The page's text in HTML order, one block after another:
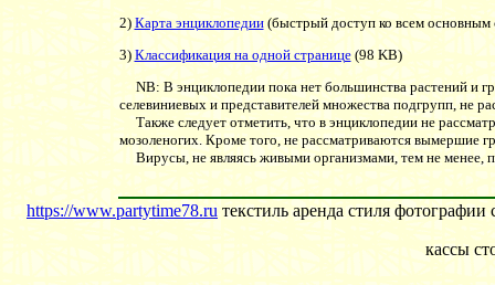
2) Карта энциклопедии(быстрый доступ ко всем основным
3) Классификация на одной странице(98 KB)
NB: В энциклопедии пока нет большинства растений и
селевиниевых и представителей множества подгрупп, не
Также следует отметить, что в энциклопедии не
мозоленогих. Кроме того, не рассматриваются вымершие
Вирусы, не являясь живыми организмами, тем не менее,
https://www.partytime78.ru текстиль аренда стиля
кассы